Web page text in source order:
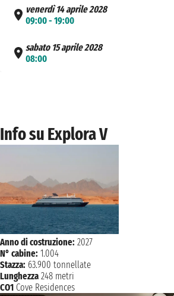
venerdì 14 aprile 2028
09:00 - 19:00
sabato 15 aprile 2028
08:00
Info su Explora V
Anno di costruzione: 2027
N° cabine: 1.004
Stazza: 63.900 tonnellate
Lunghezza 248 metri
CO1 Cove Residences